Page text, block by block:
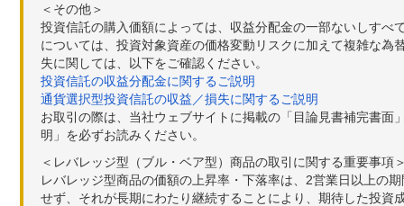
＜その他＞
投資信託の購入価額によっては、収益分配金の一部ないしす
については、投資対象資産の価格変動リスクに加えて複雑な
失に関しては、以下をご確認ください。
投資信託の収益分配金に関するご説明
通貨選択型投資信託の収益／損失に関するご説明
お取引の際は、当社ウェブサイトに掲載の「目論見書補完書
明」を必ずお読みください。
＜レバレッジ型（ブル・ベア型）商品の取引に関する重要事項
レバレッジ型商品の価額の上昇率・下落率は、2営業日以上の
せず、それが長期にわたり継続することにより、期待した投